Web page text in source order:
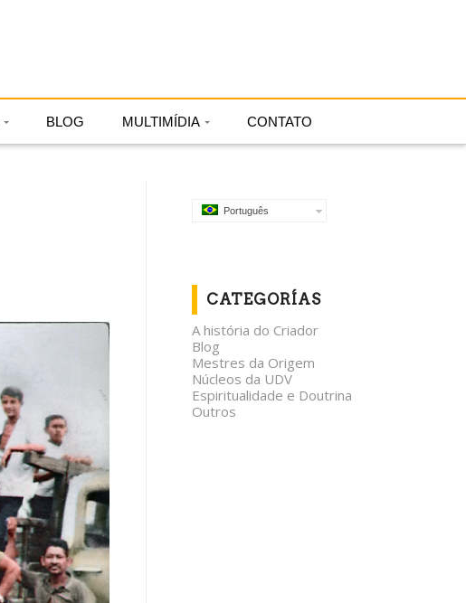
BLOG MULTIMÍDIA CONTATO
Português
CATEGORÍAS
A história do Criador
Blog
Mestres da Origem
Núcleos da UDV
Espiritualidade e Doutrina
Outros